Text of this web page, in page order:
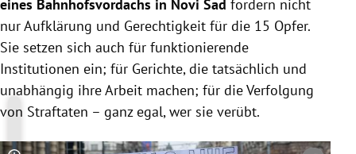
eines Bahnhofsvordachs in Novi Sad fordern nicht
nur Aufklärung und Gerechtigkeit für die 15 Opfer.
Sie setzen sich auch für funktionierende
Institutionen ein; für Gerichte, die tatsächlich und
unabhängig ihre Arbeit machen; für die Verfolgung
von Straftaten – ganz egal, wer sie verübt.